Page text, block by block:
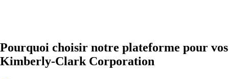
Pourquoi choisir notre plateforme pour vos
Kimberly-Clark Corporation